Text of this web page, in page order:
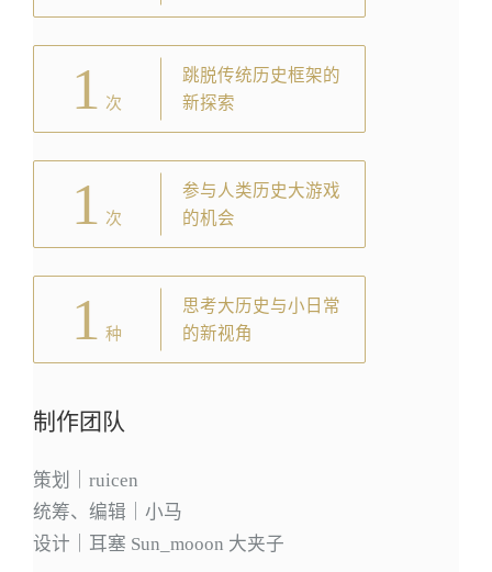
1 次
跳脱传统历史框架的
新探索
1 次
参与人类历史大游戏
的机会
1 种
思考大历史与小日常
的新视角
制作团队
策划｜ruicen
统筹、编辑｜小马
设计｜耳塞 Sun_mooon 大夹子